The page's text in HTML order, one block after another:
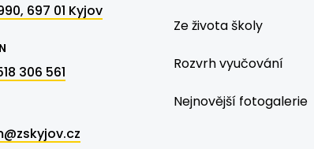
697 01 Kyjov
306 561
Ze života školy
Rozvrh vyučování
Nejnovější fotogalerie